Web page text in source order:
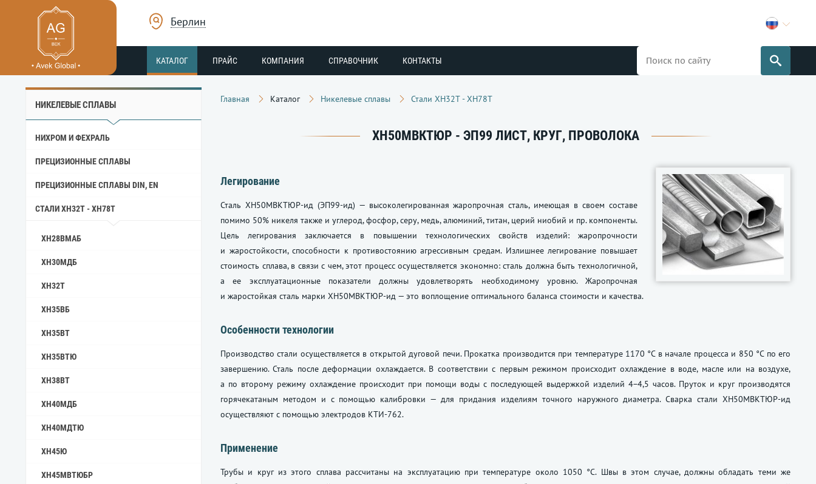
Берлин
КАТАЛОГ ПРАЙС КОМПАНИЯ СПРАВОЧНИК КОНТАКТЫ
НИКЕЛЕВЫЕ СПЛАВЫ
НИХРОМ И ФЕХРАЛЬ
ПРЕЦИЗИОННЫЕ СПЛАВЫ
ПРЕЦИЗИОННЫЕ СПЛАВЫ DIN, EN
СТАЛИ ХН32Т - ХН78Т
ХН28ВМАБ
ХН30МДБ
ХН32Т
ХН35ВБ
ХН35ВТ
ХН35ВТЮ
ХН38ВТ
ХН40МДБ
ХН40МДТЮ
ХН45Ю
ХН45МВТЮБР
Главная Каталог Никелевые сплавы Стали ХН32Т - ХН78Т
ХН50МВКТЮР - ЭП99 ЛИСТ, КРУГ, ПРОВОЛОКА
Легирование
Сталь ХН50МВКТЮР-ид (ЭП99-ид) — высоколегированная жаропрочная сталь, имеющая в своем составе
помимо 50% никеля также и углерод, фосфор, серу, медь, алюминий, титан, церий ниобий и пр. компоненты.
Цель легирования заключается в повышении технологических свойств изделий: жаропрочности
и жаростойкости, способности к противостоянию агрессивным средам. Излишнее легирование повышает
стоимость сплава, в связи с чем, этот процесс осуществляется экономно: сталь должна быть технологичной,
а ее эксплуатационные показатели должны удовлетворять необходимому уровню. Жаропрочная
и жаростойкая сталь марки ХН50МВКТЮР-ид — это воплощение оптимального баланса стоимости и качества.
Особенности технологии
Производство стали осуществляется в открытой дуговой печи. Прокатка производится при температуре 1170 °C в начале процесса и 850 °C по его
завершению. Сталь после деформации охлаждается. В соответствии с первым режимом происходит охлаждение в воде, масле или на воздухе,
а по второму режиму охлаждение происходит при помощи воды с последующей выдержкой изделий 4−4,5 часов. Пруток и круг производятся
горячекатаным методом и с помощью калибровки — для придания изделиям точного наружного диаметра. Сварка стали ХН50МВКТЮР-ид
осуществляют с помощью электродов КТИ-762.
Применение
Трубы и круг из этого сплава рассчитаны на эксплуатацию при температуре около 1050 °C. Швы в этом случае, должны обладать теми же